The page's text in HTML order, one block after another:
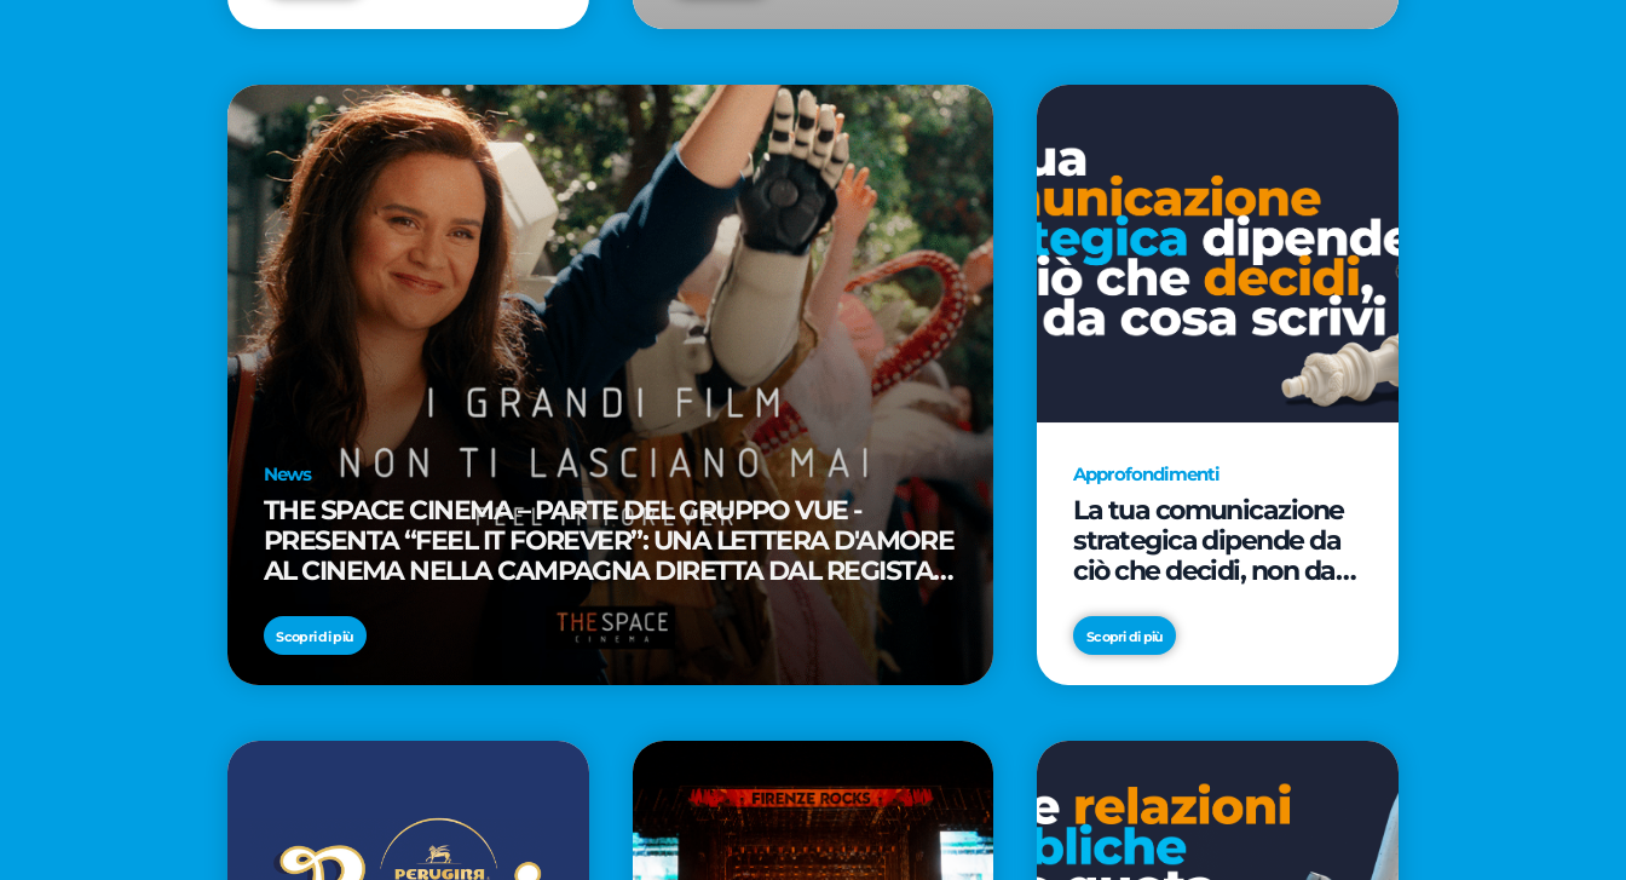
News
THE SPACE CINEMA – PARTE DEL GRUPPO VUE -
PRESENTA “FEEL IT FOREVER”: UNA LETTERA D'AMORE
AL CINEMA NELLA CAMPAGNA DIRETTA DAL REGISTA
PREMIO OSCAR® TAIKA WAITITI
Scopri di più
Approfondimenti
La tua comunicazione
strategica dipende da
ciò che decidi, non da
Scopri di più